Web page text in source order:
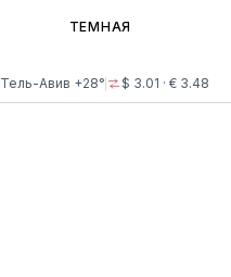
Тель-Авив +28° $ 3.01 · € 3.48
ТЕМНАЯ